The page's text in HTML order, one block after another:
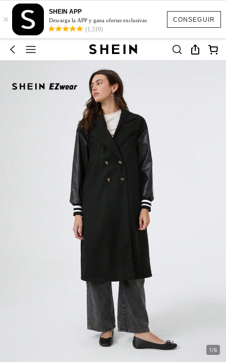
CONSEGUIR
×
SHEIN APP
Descarga la APP y gana ofertas exclusivas
(1,319)
1/6